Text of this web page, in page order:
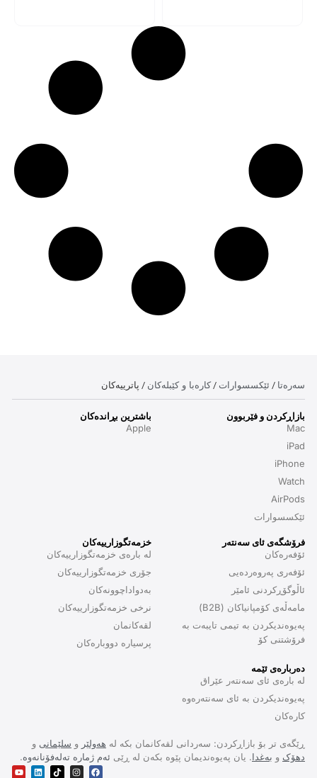
سەرەتا / ئێکسسوارات /کارەبا و کێبلەکان / پاترییەکان
بازاڕکردن و فێربوون
Mac
iPad
iPhone
Watch
AirPods
ئێکسسوارات
باشترین بڕاندەکان
Apple
فرۆشگەی ئای سەنتەر
ئۆفەرەکان
ئۆفەری پەروەردەیی
ئاڵوگۆڕکردنی ئامێر
مامەڵەی کۆمپانیاکان (B2B)
پەیوەندیکردن بە تیمی تایبەت بە
فرۆشتنی کۆ
خزمەتگوزارییەکان
لە بارەی خزمەتگوزارییەکان
جۆری خزمەتگوزارییەکان
بەدواداچوونەکان
نرخی خزمەتگوزارییەکان
لقەکانمان
پرسیارە دووبارەکان
دەربارەی ئێمە
لە بارەی ئای سەنتەر عێراق
پەیوەندیکردن بە ئای سەنتەرەوە
کارەکان
ڕێگەی تر بۆ بازاڕکردن: سەردانی لقەکانمان بکە لە هەولێر و سلێمانی و
دهۆک و بەغدا. یان پەیوەندیمان پێوە بکەن لە ڕێی ئەم ژمارە تەلەفۆنانەوە.